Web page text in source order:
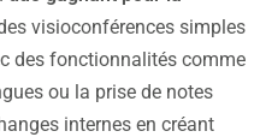
visioconférences simples
des fonctionnalités comme
ou la prise de notes
internes en créant